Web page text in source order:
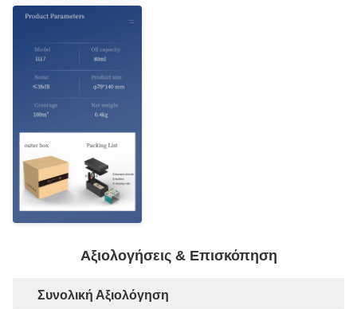
Αξιολογήσεις & Επισκόπηση
Συνολική Αξιολόγηση